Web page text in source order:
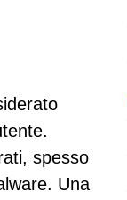
spesso
Una